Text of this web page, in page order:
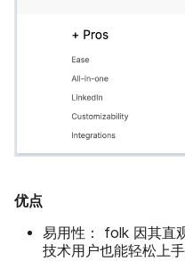
优点
易用性：
folk 因其直
技术用户也能轻松上